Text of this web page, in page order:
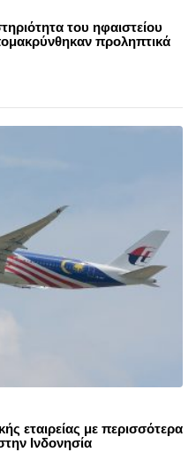
του ηφαιστείου
προληπτικά
εταιρείας με περισσότερα
Ινδονησία